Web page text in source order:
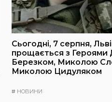
Сьогодні, 7 серпня,
прощається з Героями
Березком, Миколою
Миколою Цидуляком
# НОВИНИ